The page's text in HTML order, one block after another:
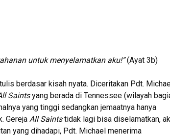
untuk menyelamatkan aku!”(Ayat 3b)
berdasar kisah nyata. Diceritakan Pdt.
Saintsyang berada di Tennessee (wilayah
yang tinggi sedangkan jemaatnya hanya
Gereja All Saintstidak lagi bisa diselamatkan,
yang dihadapi, Pdt. Michael menerima